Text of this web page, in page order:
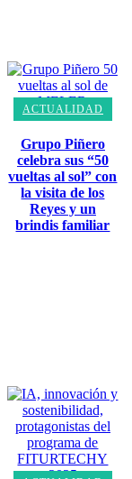
ACTUALIDAD
Grupo Piñero
celebra sus “50
vueltas al sol” con
la visita de los
Reyes y un
brindis familiar